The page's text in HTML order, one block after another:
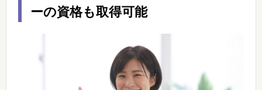
ーの資格も取得可能